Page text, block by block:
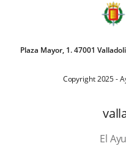
Plaza Mayor, 1. 47001
Copyright 2025 -
El